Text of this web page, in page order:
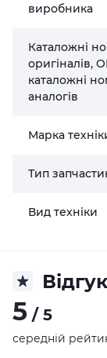
виробника
Каталожні
оригіналів,
каталожні
аналогів
Марка
Тип
Вид техніки
5 / 5
середній